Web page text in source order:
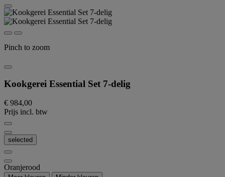
Pinch to zoom
Kookgerei Essential Set 7-delig
€ 984,00
Prijs incl. btw
selected
Oranjerood